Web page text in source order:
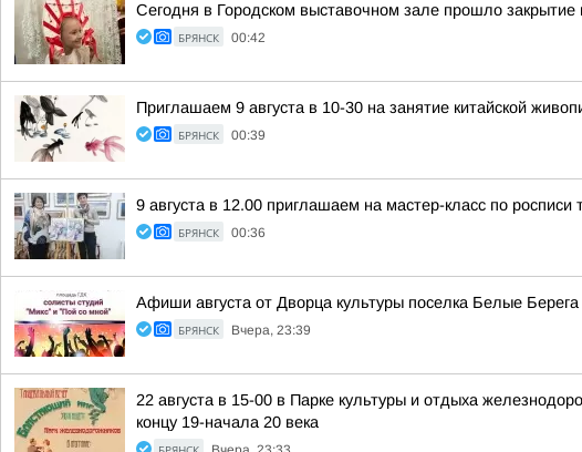
Сегодня в Городском выставочном зале прошло закрытие
БРЯНСК 00:42
Приглашаем 9 августа в 10-30 на занятие китайской
БРЯНСК 00:39
9 августа в 12.00 приглашаем на мастер-класс по
БРЯНСК 00:36
Афиши августа от Дворца культуры поселка Белые Берега
БРЯНСК Вчера, 23:39
22 августа в 15-00 в Парке культуры и отдыха
концу 19-начала 20 века